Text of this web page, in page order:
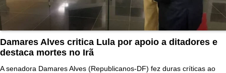
Damares Alves critica Lula por apoio a ditadores e
destaca mortes no Irã
A senadora Damares Alves (Republicanos-DF) fez duras críticas ao